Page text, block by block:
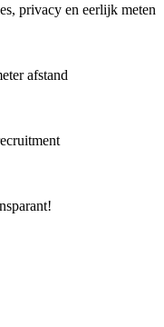
privacy en eerlijk meten
afstand